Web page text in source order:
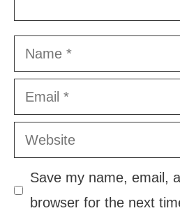
Name
Email
Website
Save my name, email,
browser for the next